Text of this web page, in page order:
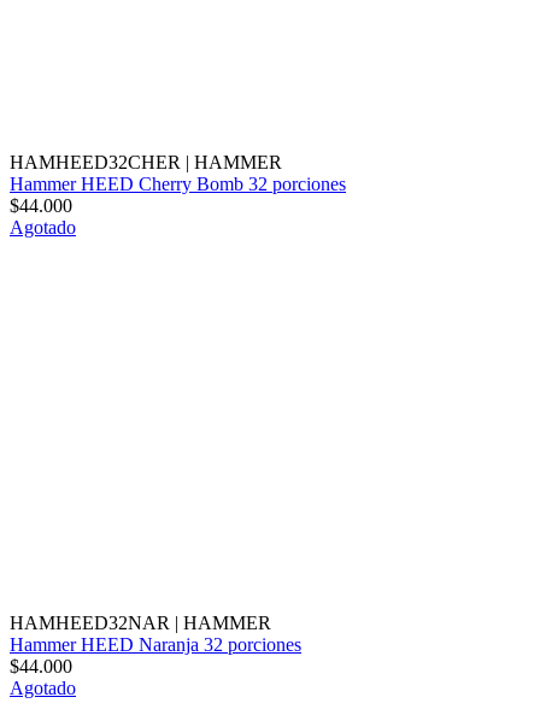
HAMHEED32CHER | HAMMER
Hammer HEED Cherry Bomb 32 porciones
$44.000
Agotado
HAMHEED32NAR | HAMMER
Hammer HEED Naranja 32 porciones
$44.000
Agotado